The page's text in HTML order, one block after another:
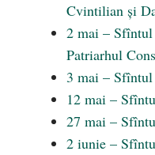
Cvintilian și
2 mai – Sfîntul
Patriarhul
3 mai –
12 mai –
27 mai –
2 iunie –